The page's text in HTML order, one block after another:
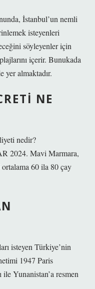
İstanbul’un nemli
isteyenleri
söyleyenler için
içerir. Bunukada
yer almaktadır.
NE
nedir?
2024. Mavi Marmara,
60 ila 80 çay
isteyen Türkiye’nin
1947 Paris
Yunanistan’a resmen